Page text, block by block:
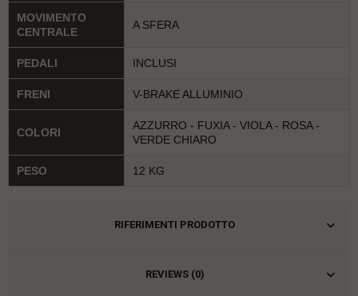
MOVIMENTO
CENTRALE
A SFERA
PEDALI INCLUSI
FRENI V-BRAKE ALLUMINIO
COLORI
AZZURRO - FUXIA - VIOLA - ROSA -
VERDE CHIARO
PESO 12 KG
RIFERIMENTI PRODOTTO
REVIEWS (0)